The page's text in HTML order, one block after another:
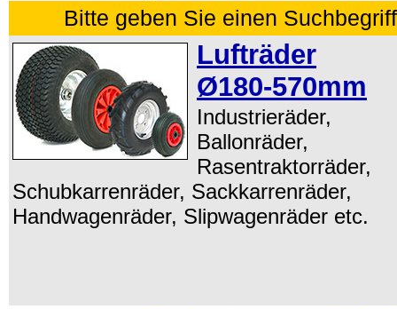
Bitte geben Sie einen
Lufträder
Ø180‑570mm
Industrieräder,
Ballonräder,
Rasentraktorräder,
Schubkarrenräder, Sackkarrenräder,
Handwagenräder, Slipwagenräder etc.